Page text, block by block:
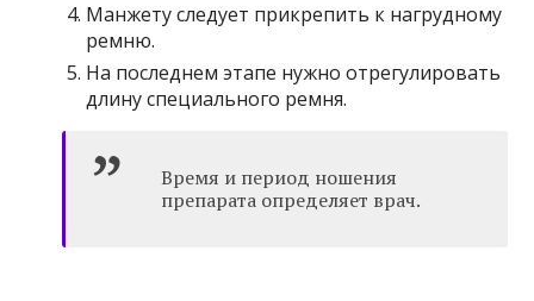
Манжету следует прикрепить к нагрудному
ремню.
На последнем этапе нужно отрегулировать
длину специального ремня.
Время и период ношения
препарата определяет врач.